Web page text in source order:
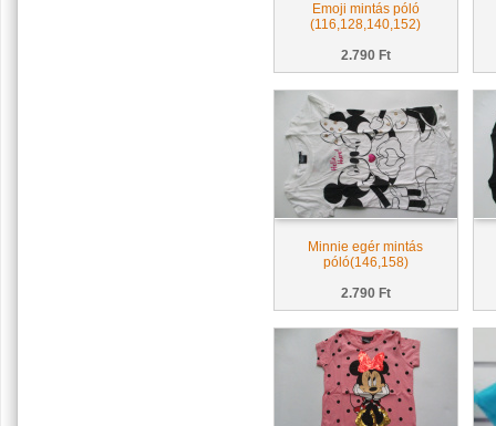
Emoji mintás póló
(116,128,140,152)
2.790 Ft
Minnie egér mintás
póló(146,158)
2.790 Ft